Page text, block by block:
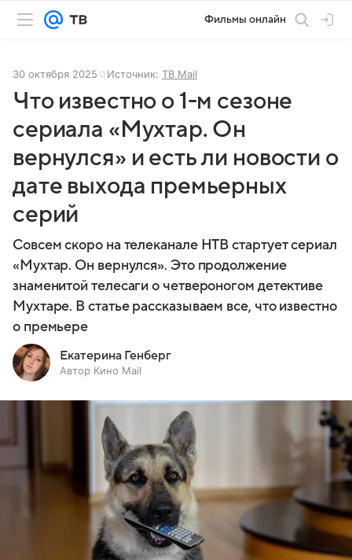
Фильмы онлайн
30 октября 2025 Источник: ТВ Mail
Что известно о 1-м сезоне
сериала «Мухтар. Он
вернулся» и есть ли новости о
дате выхода премьерных
серий
Совсем скоро на телеканале НТВ стартует сериал
«Мухтар. Он вернулся». Это продолжение
знаменитой телесаги о четвероногом детективе
Мухтаре. В статье рассказываем все, что известно
о премьере
Екатерина Генберг
Автор Кино Mail